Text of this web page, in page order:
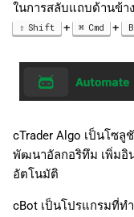
ร
ค้
ในการสลับแถบด้านข้า
Shift + Cmd + B
cTrader Algo เป็นโซ
พัฒนาอัลกอริทึม เพิ่มอิ
อัตโนมัติ
cBot เป็นโปรแกรมที่ท